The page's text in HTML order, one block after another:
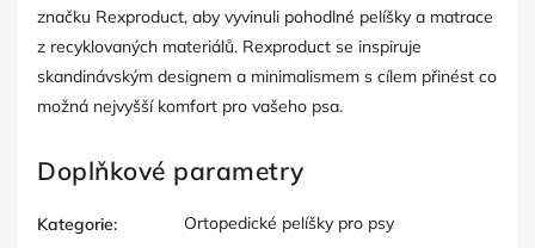
značku Rexproduct, aby vyvinuli pohodlné pelíšky a matrace
z recyklovaných materiálů. Rexproduct se inspiruje
skandinávským designem a minimalismem s cílem přinést co
možná nejvyšší komfort pro vašeho psa.
Doplňkové parametry
Kategorie:
Ortopedické pelíšky pro psy